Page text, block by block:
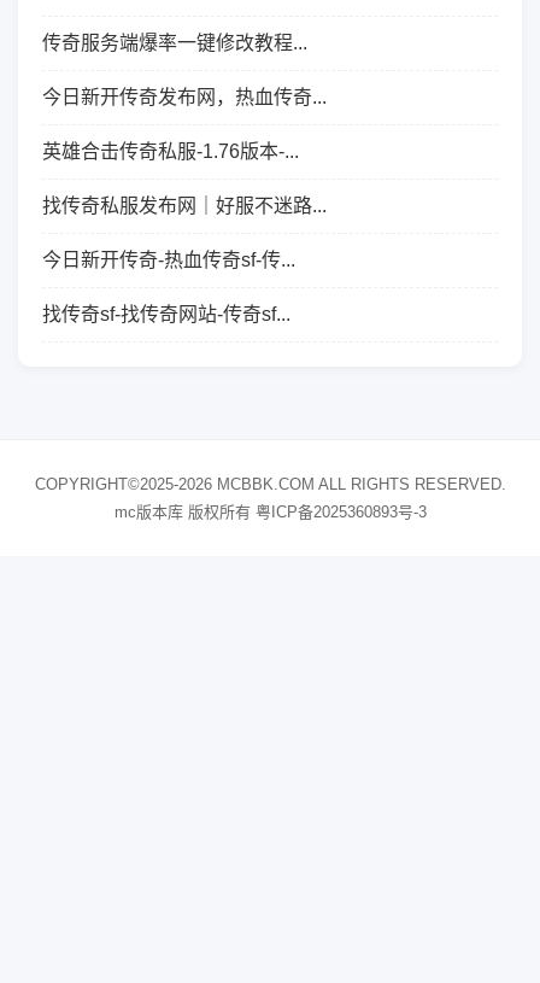
传奇服务端爆率一键修改教程...
今日新开传奇发布网，热血传奇...
英雄合击传奇私服-1.76版本-...
找传奇私服发布网｜好服不迷路...
今日新开传奇-热血传奇sf-传...
找传奇sf-找传奇网站-传奇sf...
COPYRIGHT©2025-2026 MCBBK.COM ALL RIGHTS RESERVED.
mc版本库 版权所有 粤ICP备2025360893号-3